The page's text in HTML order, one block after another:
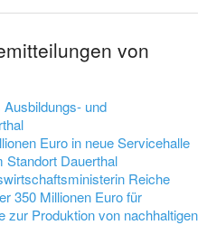
von
und
Euro in neue Servicehalle
Standort Dauerthal
Reiche
350 Millionen Euro für
zur Produktion von nachhaltigen